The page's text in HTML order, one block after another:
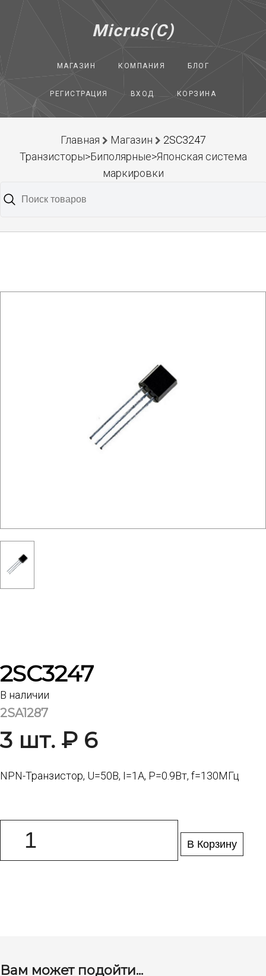
Micrus(C)
МАГАЗИН КОМПАНИЯ БЛОГ
РЕГИСТРАЦИЯ ВХОД КОРЗИНА
Главная Магазин
2SC3247
Транзисторы>Биполярные>Японская система
маркировки
2SC3247
В наличии
2SA1287
3 шт. ₽ 6
NPN-Транзистор, U=50В, I=1A, Р=0.9Вт, f=130МГц
В Корзину
Вам может подойти...